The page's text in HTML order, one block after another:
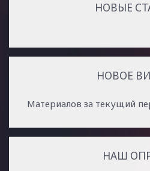
НОВЫЕ
НОВОЕ
Материалов за текущий
НАШ